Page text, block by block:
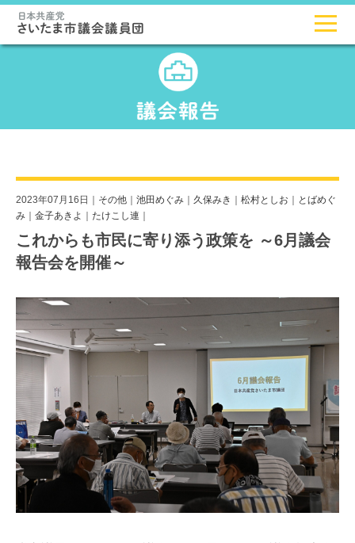
2023年07月16日｜ その他 池田めぐみ 久保みき 松村としお
とばめぐ
み
金子あきよ たけこし連
これからも市民に寄り添う政策を ～6月議会
報告会を開催～